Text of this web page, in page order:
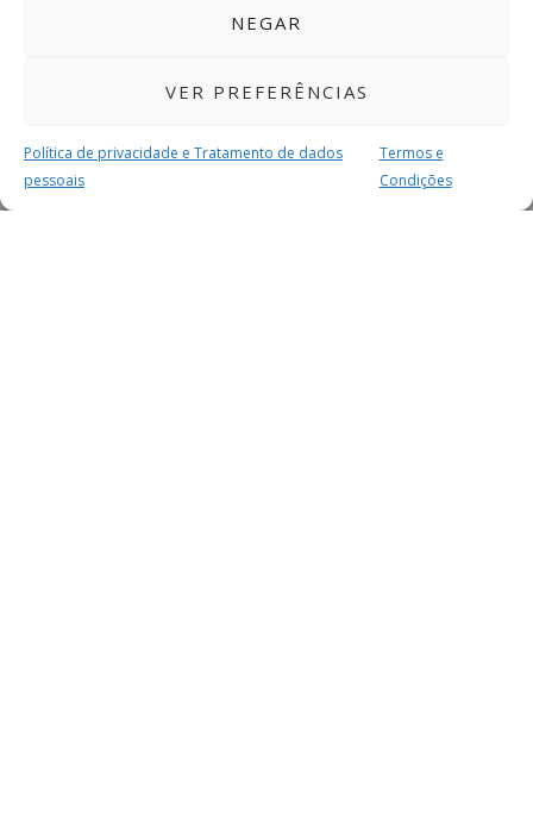
NEGAR
VER PREFERÊNCIAS
Política de privacidade e Tratamento de dados
pessoais
Termos e
Condições